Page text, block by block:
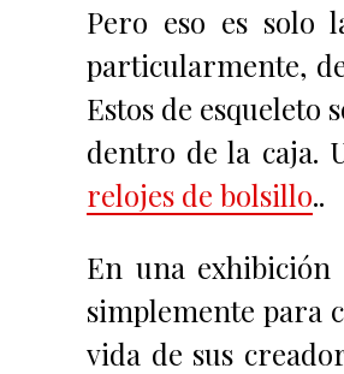
Pero eso es solo
particularmente,
Estos de
dentro de la caja.
relojes de bolsillo..
En una exhibición
simplemente para
vida de sus